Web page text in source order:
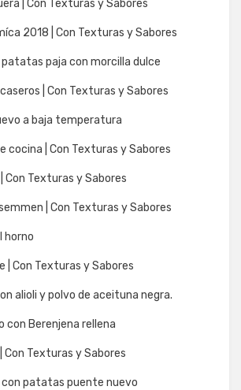
| Con Texturas y Sabores
2018 | Con Texturas y Sabores
patatas paja con morcilla dulce
| Con Texturas y Sabores
a baja temperatura
cocina | Con Texturas y Sabores
Con Texturas y Sabores
| Con Texturas y Sabores
horno
| Con Texturas y Sabores
alioli y polvo de aceituna negra.
con Berenjena rellena
Con Texturas y Sabores
con patatas puente nuevo